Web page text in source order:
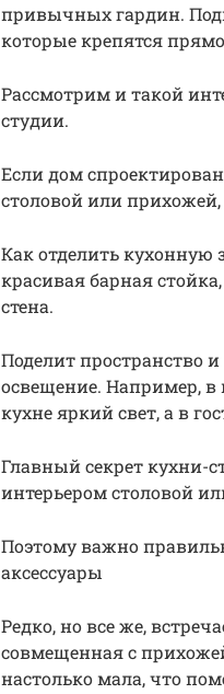
привычных гардин.
которые крепятся
Рассмотрим и такой
студии.
Если дом
столовой или
Как отделить кухонную
красивая барная
стена.
Поделит пространство
освещение. Например, в
кухне яркий свет, а в
Главный секрет кухни-
интерьером столовой
Поэтому важно
аксессуары
Редко, но все же,
совмещенная с
настолько мала, что